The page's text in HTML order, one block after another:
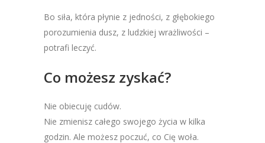
Bo siła, która płynie z jedności, z głębokiego
porozumienia dusz, z ludzkiej wrażliwości –
potrafi leczyć.
Co możesz zyskać?
Nie obiecuję cudów.
Nie zmienisz całego swojego życia w kilka
godzin. Ale możesz poczuć, co Cię woła.